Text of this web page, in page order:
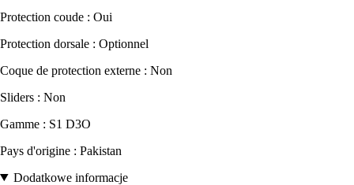
Protection coude : Oui
Protection dorsale : Optionnel
Coque de protection externe : Non
Sliders : Non
Gamme : S1 D3O
Pays d'origine : Pakistan
Dodatkowe informacje